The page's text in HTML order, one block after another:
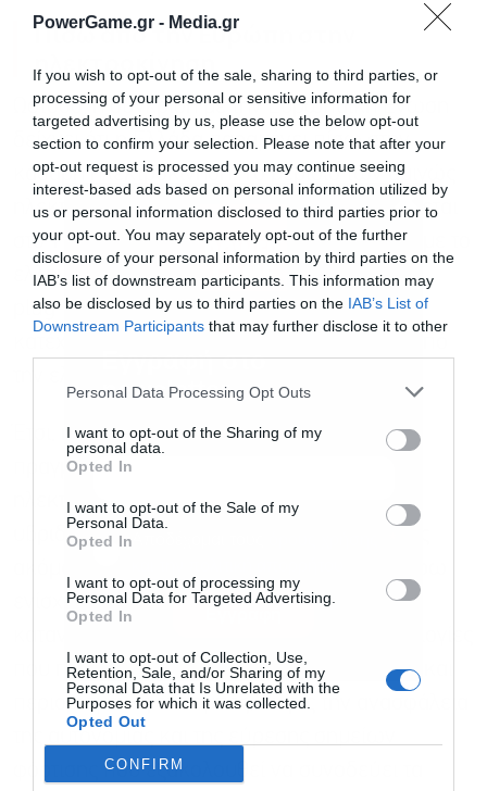
PowerGame.gr - Media.gr
If you wish to opt-out of the sale, sharing to third parties, or
processing of your personal or sensitive information for
targeted advertising by us, please use the below opt-out
section to confirm your selection. Please note that after your
opt-out request is processed you may continue seeing
interest-based ads based on personal information utilized by
us or personal information disclosed to third parties prior to
your opt-out. You may separately opt-out of the further
disclosure of your personal information by third parties on the
IAB’s list of downstream participants. This information may
also be disclosed by us to third parties on the IAB’s List of
Downstream Participants that may further disclose it to other
Personal Data Processing Opt Outs
I want to opt-out of the Sharing of my
personal data.
Opted In
I want to opt-out of the Sale of my
Personal Data.
Opted In
I want to opt-out of processing my
Personal Data for Targeted Advertising.
Opted In
I want to opt-out of Collection, Use,
Retention, Sale, and/or Sharing of my
Personal Data that Is Unrelated with the
Purposes for which it was collected.
Opted Out
CONFIRM
Πίσω από την Ευρώπη στην
ηλεκτροκίνηση
Ωστόσο, η σύγκριση με την Ευρωπαϊκή Ένωση
δείχνει ότι η Ελλάδα παραμένει πίσω στην
καθαρή ηλεκτροκίνηση. Το μερίδιο των αμιγώς
ηλεκτρικών στην Ευρωπαϊκή Ένωση ανέρχεται
στο 19,4%, δηλαδή υπερτριπλάσιο σε σχέση με το
ελληνικό 6,1% στο τετράμηνο. Αντίστοιχα, τα
plug-in υβριδικά στην Ευρωπαϊκή Ένωση
Έτσι, παρά το γεγονός ότι η Ελλάδα
πραγματοποιεί τη μετάβαση προς την
ηλεκτροκίνηση με ενδιάμεσο σταθμό τα
υβριδικά, η εικόνα είναι ότι υπάρχει αρκετός
ενίσχυση των ηλεκτρικών αυτοκινήτων. Οι
που προσφέρουν χαμηλότερη κατανάλωση και
περιορισμένες εκπομπές, χωρίς την ανασφάλεια
της αυτονομίας και της εύρεσης σημείων
φόρτισης που εξακολουθεί να συνοδεύει τα
Εγγραφή στο
newsletter
Αποδέχομαι τους